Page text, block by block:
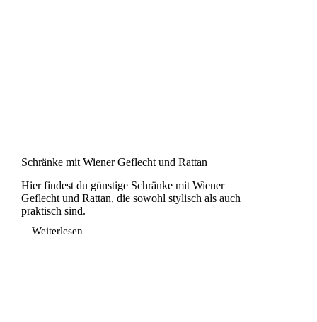
Schränke mit Wiener Geflecht und Rattan
Hier findest du günstige Schränke mit Wiener
Geflecht und Rattan, die sowohl stylisch als auch
praktisch sind.
Weiterlesen
Schränke